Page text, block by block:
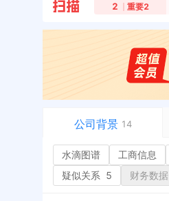
2 重要2
公司背景 14
水滴图谱
工商信息
水滴图谱 工商信息
疑似关系 5 财务数据